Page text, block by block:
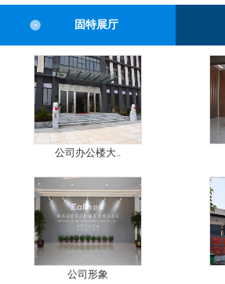
固特展厅
公司办公楼大..
公司形象